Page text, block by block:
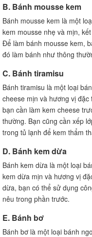
B. Bánh mousse kem
Bánh mousse kem là một
kem mousse nhẹ và mịn,
Để làm bánh mousse kem,
đó làm bánh như thông
C. Bánh tiramisu
Bánh tiramisu là một loại
cheese mịn và hương vị
bạn cần làm kem cheese
thường. Bạn cũng cần xếp
trong tủ lạnh để kem thẩm
D. Bánh kem dừa
Bánh kem dừa là một loại
kem dừa mịn và hương vị
dừa, bạn có thể sử dụng
nêu trong phần trước.
E. Bánh bơ
Bánh bơ là một loại bánh